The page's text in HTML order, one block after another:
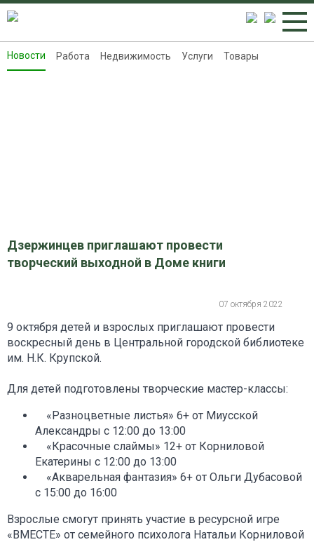
Новости
Новости Работа Недвижимость Услуги Товары
Дзержинцев приглашают провести
творческий выходной в Доме книги
07 октября 2022
9 октября детей и взрослых приглашают провести
воскресный день в Центральной городской библиотеке
им. Н.К. Крупской.
Для детей подготовлены творческие мастер-классы:
«Разноцветные листья» 6+ от Миусской
Александры с 12:00 до 13:00
«Красочные слаймы» 12+ от Корниловой
Екатерины с 12:00 до 13:00
«Акварельная фантазия» 6+ от Ольги Дубасовой
с 15:00 до 16:00
Взрослые смогут принять участие в ресурсной игре
«ВМЕСТЕ» от семейного психолога Натальи Корниловой